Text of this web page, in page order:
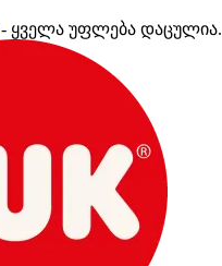
- ყველა უფლება დაცულია.